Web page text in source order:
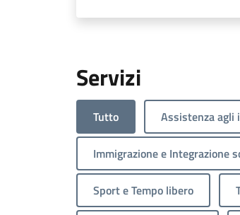
Servizi
Tutto Assistenza agli
Immigrazione e Integrazione
Sport e Tempo libero